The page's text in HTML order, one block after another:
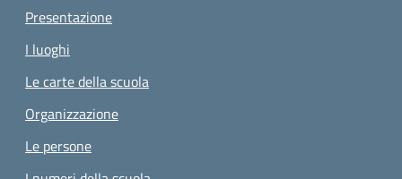
Presentazione
I luoghi
Le carte della scuola
Organizzazione
Le persone